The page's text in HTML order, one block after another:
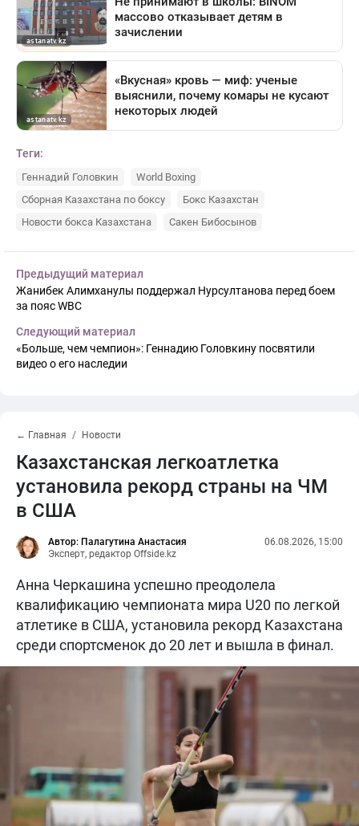
Теги:
Геннадий Головкин
World Boxing
Сборная Казахстана по боксу
Бокс Казахстан
Новости бокса Казахстана
Сакен Бибосынов
Предыдущий материал
Жанибек Алимханулы поддержал Нурсултанова перед боем
за пояс WBC
Следующий материал
«Больше, чем чемпион»: Геннадию Головкину посвятили
видео о его наследии
← Главная Новости
Казахстанская легкоатлетка
установила рекорд страны на ЧМ
в США
Автор: Палагутина Анастасия
Эксперт, редактор Offside.kz
06.08.2026, 15:00
Анна Черкашина успешно преодолела
квалификацию чемпионата мира U20 по легкой
атлетике в США, установила рекорд Казахстана
среди спортсменок до 20 лет и вышла в финал.